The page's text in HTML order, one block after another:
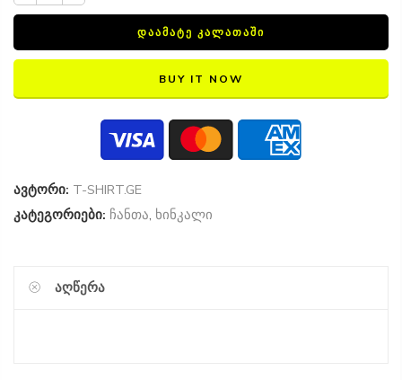
ᲓᲐᲐᲛᲐᲢᲔ ᲙᲐᲚᲐᲗᲐᲨᲘ
BUY IT NOW
ავტორი: T-SHIRT.GE
კატეგორიები: ჩანთა, ხინკალი
ᲐᲦᲬᲔᲠᲐ